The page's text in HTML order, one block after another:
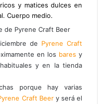
y matices dulces en
Cuerpo medio.
de Pyrene Craft
en los bares y
habituales y en la tienda
porque hay varias
Craft Beery será el